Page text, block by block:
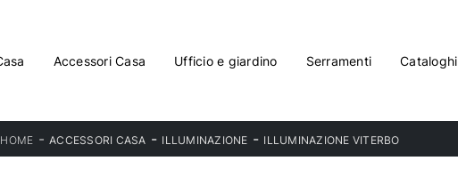
Accessori Casa Ufficio e giardino Serramenti Cataloghi
HOME -ACCESSORI CASA - ILLUMINAZIONE - ILLUMINAZIONE VITERBO